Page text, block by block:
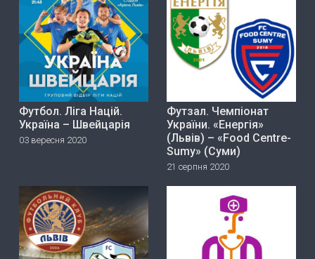
Футбол. Ліга Націй.
Україна – Швейцарія
03 вересня 2020
Футзал. Чемпіонат
України. «Енергія»
(Львів) – «Food Centre-
Sumy» (Суми)
21 серпня 2020